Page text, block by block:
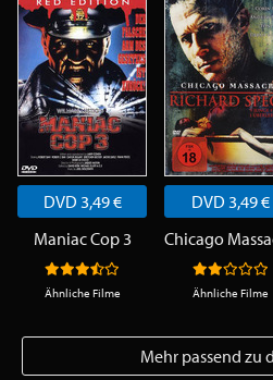
DVD 3,49 €
Maniac Cop 3
Ähnliche Filme
DVD 3,49 €
Ähnliche Filme
Mehr passend zu